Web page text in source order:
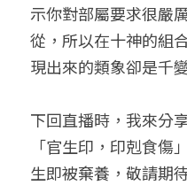
示你對部屬要求很嚴
從，所以在十神的組
現出來的類象卻是千
下回直播時，我來分
「官生印，印剋食傷
生即被棄養，敬請期